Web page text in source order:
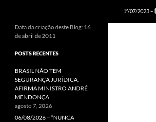
1º/07/2023 –
Data da criação deste Blog: 16
de abril de 2011
POSTS RECENTES
BRASIL NÃO TEM
SEGURANÇA JURÍDICA,
AFIRMA MINISTRO ANDRÉ
MENDONÇA
agosto 7, 2026
06/08/2026 – “NUNCA